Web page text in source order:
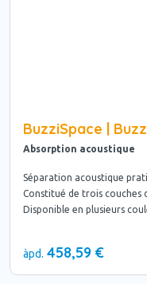
BuzziSpace |
Absorption acoustique
Séparation acoustique
Constitué de trois couches
Disponible en plusieurs
àpd. 458,59 €